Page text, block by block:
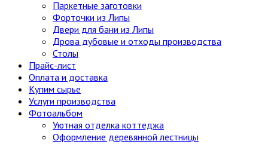
Паркетные заготовки
Форточки из Липы
Двери для бани из Липы
Дрова дубовые и отходы производства
Столы
Прайс-лист
Оплата и доставка
Купим сырье
Услуги производства
Фотоальбом
Уютная отделка коттеджа
Оформление деревянной лестницы